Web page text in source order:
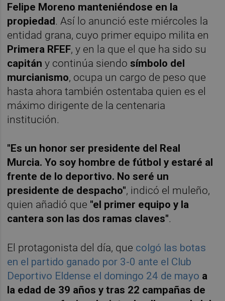
Felipe Moreno manteniéndose en la
propiedad. Así lo anunció este miércoles la
entidad grana, cuyo primer equipo milita en
Primera RFEF, y en la que el que ha sido su
capitán y continúa siendosímbolo del
murcianismo, ocupa un cargo de peso que
hasta ahora también ostentaba quien es el
máximo dirigente de la centenaria
institución.
"Es un honor ser presidente del Real
Murcia. Yo soy hombre de fútbol y estaré al
frente de lo deportivo. No seré un
presidente de despacho", indicó el muleño,
quien añadió que "el primer equipo y la
cantera son las dos ramas claves".
El protagonista del día, que colgó las botas
en el partido ganado por 3-0 ante el Club
Deportivo Eldense el domingo 24 de mayo a
la edad de 39 años y tras 22 campañas de